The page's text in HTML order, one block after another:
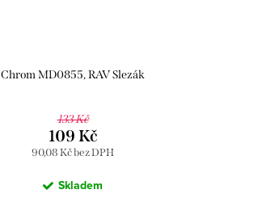
Chrom MD0855, RAV Slezák
133 Kč
90,08 Kč bez DPH
109 Kč
Skladem